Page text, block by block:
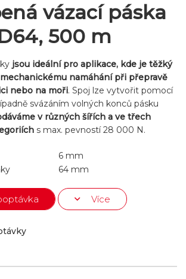
vázací páska
500 m
jsou ideální pro aplikace, kde je těžký
namáhání při přepravě
nebo na moři. Spoj lze vytvořit pomocí
svázáním volných konců pásku
v různých šířích a ve třech
s max. pevností 28 000 N.
6 mm
64 mm
Více